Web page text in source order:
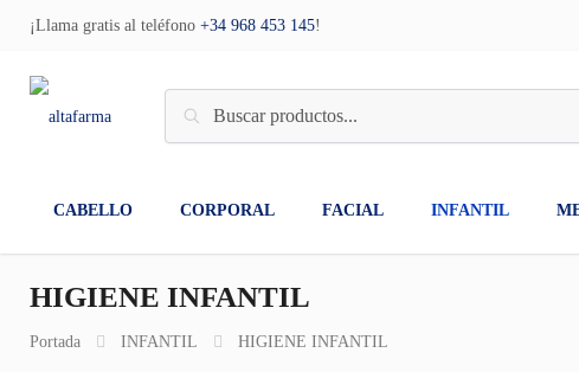
¡Llama gratis al teléfono +34 968 453 145!
CABELLO CORPORAL FACIAL INFANTIL
HIGIENE INFANTIL
Portada INFANTIL HIGIENE INFANTIL